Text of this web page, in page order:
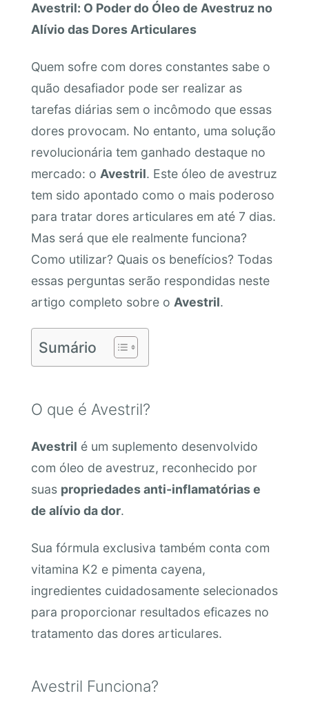
Avestril: O Poder do Óleo de Avestruz no
Alívio das Dores Articulares
Quem sofre com dores constantes sabe o
quão desafiador pode ser realizar as
tarefas diárias sem o incômodo que essas
dores provocam. No entanto, uma solução
revolucionária tem ganhado destaque no
mercado: o Avestril. Este óleo de avestruz
tem sido apontado como o mais poderoso
para tratar dores articulares em até 7 dias.
Mas será que ele realmente funciona?
Como utilizar? Quais os benefícios? Todas
essas perguntas serão respondidas neste
artigo completo sobre o Avestril.
Sumário
O que é Avestril?
Avestril é um suplemento desenvolvido
com óleo de avestruz, reconhecido por
suas propriedades anti-inflamatórias e
de alívio da dor.
Sua fórmula exclusiva também conta com
vitamina K2 e pimenta cayena,
ingredientes cuidadosamente selecionados
para proporcionar resultados eficazes no
tratamento das dores articulares.
Avestril Funciona?